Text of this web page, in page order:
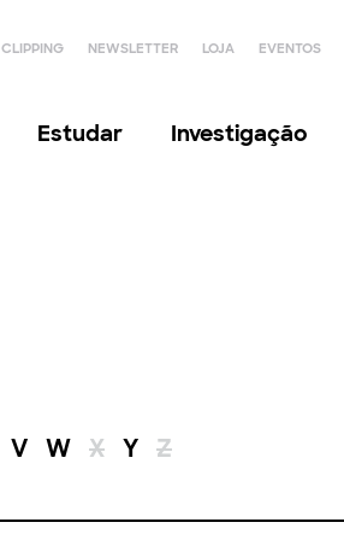
CLIPPING NEWSLETTER LOJA EVENTOS
Estudar Investigação
V W X Y Z